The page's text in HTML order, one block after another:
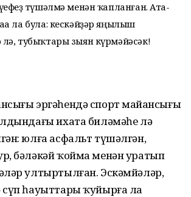
түшәлмә менән ҡапланған. Ата-
ла була: кескәйҙәр яңылыш
тубыҡтары зыян күрмәйәсәк!
эргәһендә спорт майҙансығы
ихата биләмәһе лә
юлға асфальт түшәлгән,
бәләкәй ҡойма менән уратып
ултыртылған. Эскәмйәләр,
сүп һауыттары ҡуйырға ла